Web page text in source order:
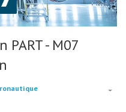
PART - M07